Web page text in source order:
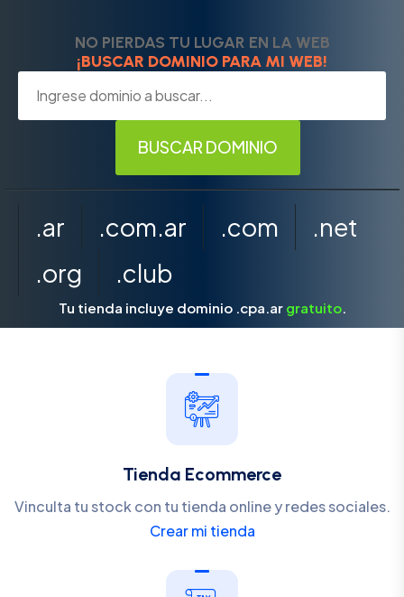
NO PIERDAS TU LUGAR EN LA WEB
¡BUSCAR DOMINIO PARA MI WEB!
.ar .com.ar .com
.net
.org
.club
Tu tienda incluye dominio .cpa.ar gratuito.
Tienda Ecommerce
Vinculta tu stock con tu tienda online y redes sociales.
Crear mi tienda